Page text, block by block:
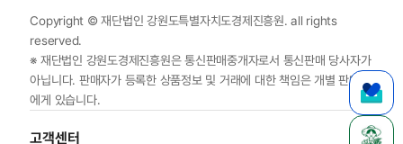
Copyright © 재단법인 강원도특별자치도경제진흥원.all rights
reserved.
※ 재단법인 강원도경제진흥원은 통신판매중개자로서 통신판매 당사자가
아닙니다. 판매자가 등록한 상품정보 및 거래에 대한 책임은 개별 판매자
에게 있습니다.
고객센터